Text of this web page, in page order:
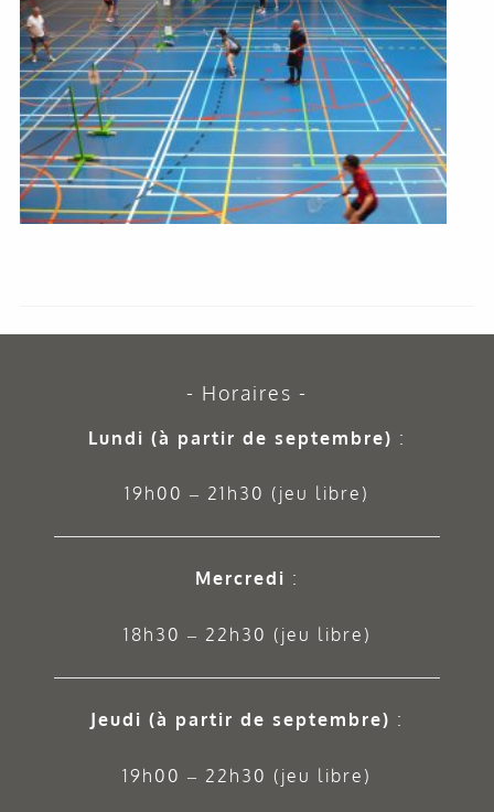
Horaires
Lundi (à partir de septembre) :
19h00 – 21h30 (jeu libre)
Mercredi :
18h30 – 22h30 (jeu libre)
Jeudi (à partir de septembre) :
19h00 – 22h30 (jeu libre)